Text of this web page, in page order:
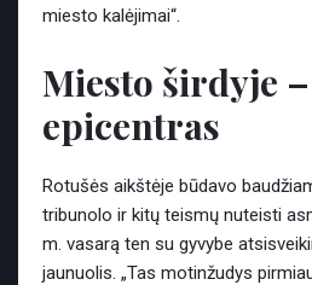
miesto kalėjimai“.
Miesto širdyje
epicentras
Rotušės aikštėje būdavo
tribunolo ir kitų teismų nuteisti
m. vasarą ten su gyvybe
jaunuolis. „Tas motinžudys